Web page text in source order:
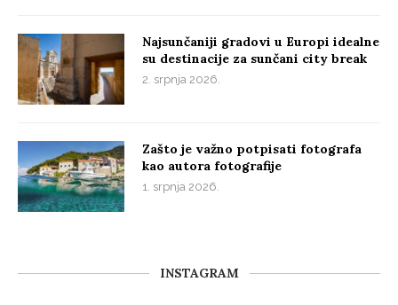
Najsunčaniji gradovi u Europi idealne
su destinacije za sunčani city break
2. srpnja 2026.
Zašto je važno potpisati fotografa
kao autora fotografije
1. srpnja 2026.
INSTAGRAM